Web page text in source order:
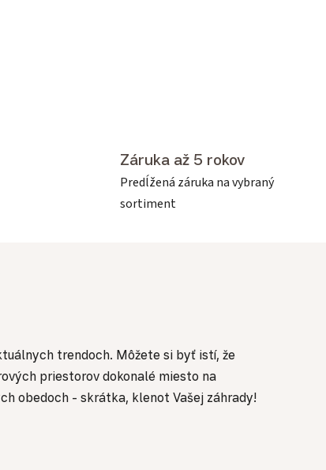
Záruka až 5 rokov
Predĺžená záruka na vybraný
sortiment
trendoch. Môžete si byť istí, že
priestorov dokonalé miesto na
obedoch - skrátka, klenot Vašej záhrady!